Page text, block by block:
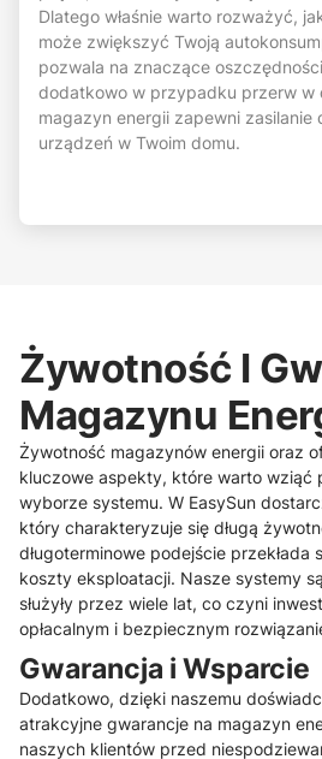
Dlatego właśnie warto rozważyć,
może zwiększyć Twoją
pozwala na znaczące
dodatkowo w przypadku przerw w
magazyn energii zapewni zasilanie
urządzeń w Twoim domu.
Żywotność I
Magazynu
Żywotność magazynów energii oraz
kluczowe aspekty, które warto wziąć
wyborze systemu. W EasySun
który charakteryzuje się długą
długoterminowe podejście przekłada
koszty eksploatacji. Nasze systemy
służyły przez wiele lat, co czyni
opłacalnym i bezpiecznym
Gwarancja i Wsparcie
Dodatkowo, dzięki naszemu
atrakcyjne gwarancje na magazyn
naszych klientów przed